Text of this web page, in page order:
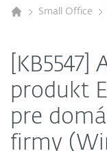
Small Office
produkt
pre
firmy